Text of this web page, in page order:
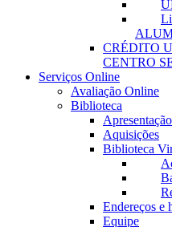
CRÉDITO
CENTRO
Serviços Online
Avaliação Online
Biblioteca
Aquisições
Biblioteca
Endereços e
Equipe